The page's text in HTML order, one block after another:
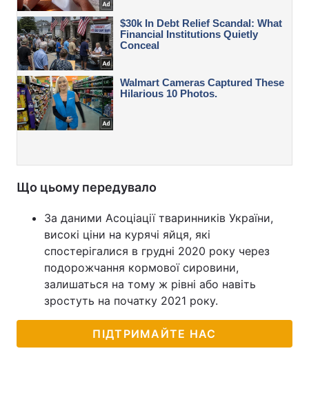
Що цьому передувало
За даними Асоціації тваринників України,
високі ціни на курячі яйця, які
спостерігалися в грудні 2020 року через
подорожчання кормової сировини,
залишаться на тому ж рівні або навіть
зростуть на початку 2021 року.
ПІДТРИМАЙТЕ НАС